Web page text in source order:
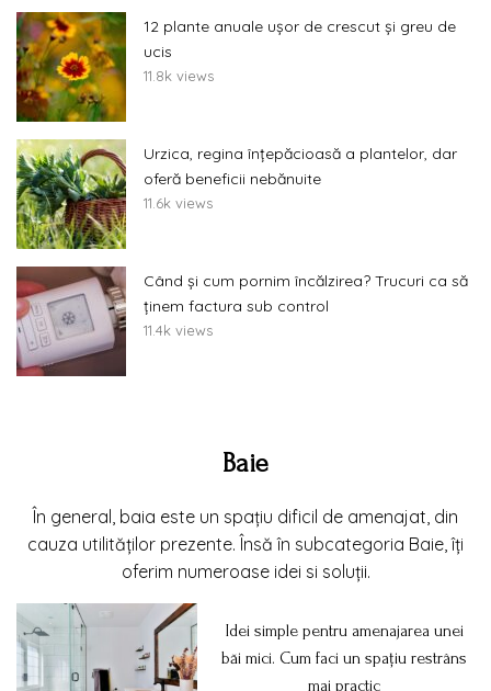
12 plante anuale ușor de crescut și greu de
ucis
11.8k views
Urzica, regina înțepăcioasă a plantelor, dar
oferă beneficii nebănuite
11.6k views
Când și cum pornim încălzirea? Trucuri ca să
ținem factura sub control
11.4k views
Baie
În general, baia este un spațiu dificil de amenajat, din
cauza utilităților prezente. Însă în subcategoria Baie, îți
oferim numeroase idei si soluții.
Idei simple pentru amenajarea unei
băi mici. Cum faci un spațiu restrâns
mai practic